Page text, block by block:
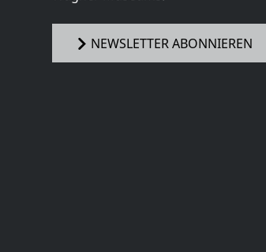
NEWSLETTER ABONNIEREN